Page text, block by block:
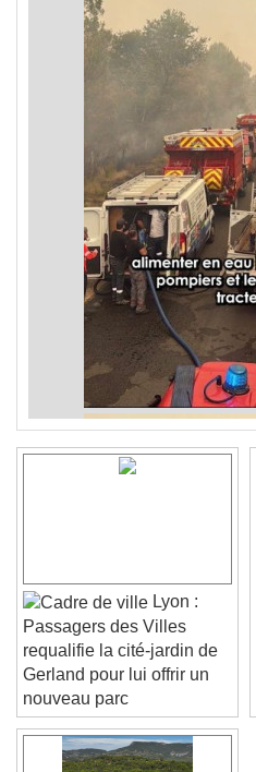
Lyon :
Passagers des Villes
requalifie la cité-jardin de
Gerland pour lui offrir un
nouveau parc